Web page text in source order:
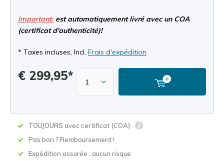
Important:est automatiquement livré avec un COA
(certificat d'authenticité)!
* Taxes incluses, Incl. Frais d'expédition
€ 299,95*
TOUJOURS avec certificat (COA)
Pas bon ? Remboursement !
Expédition assurée : aucun risque